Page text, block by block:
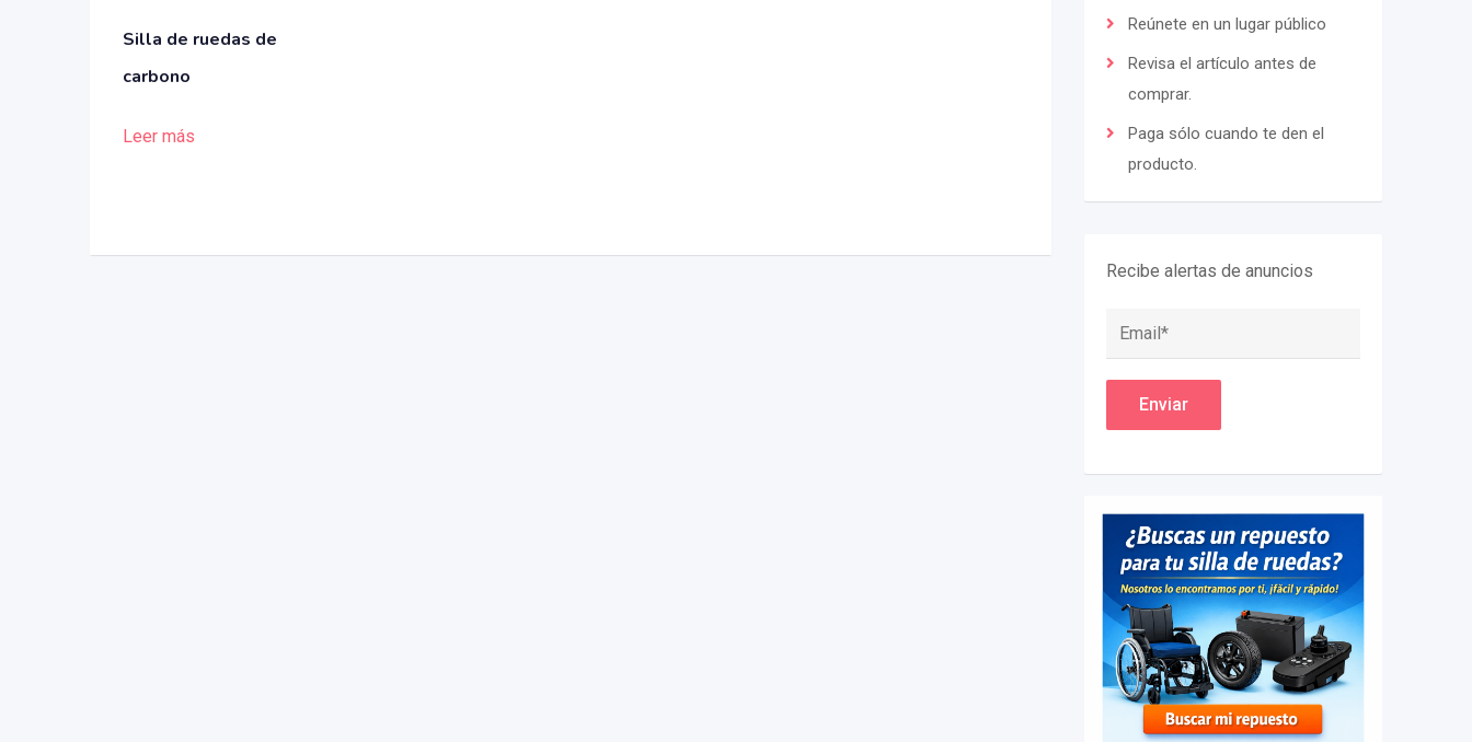
Silla de ruedas de
carbono
Leer más
Reúnete en un lugar público
Revisa el artículo antes de
comprar.
Paga sólo cuando te den el
producto.
Recibe alertas de anuncios